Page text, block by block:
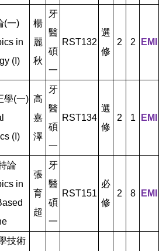
(一)
in
(I)
楊
麗
秋
牙
醫
碩
一
RST132
選
修
2 2 EMI
學(一)
(I)
高
嘉
澤
牙
醫
碩
一
RST134
選
修
2 1 EMI
論
in
張
育
超
牙
醫
碩
一
RST151
必
修
2 8 EMI
技術